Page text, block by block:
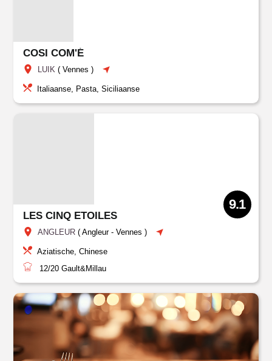
COSI COM'É
LUIK (Vennes )
Italiaanse, Pasta, Siciliaanse
LES CINQ ETOILES
ANGLEUR (Angleur - Vennes )
9.1
Aziatische, Chinese
12/20 Gault&Millau